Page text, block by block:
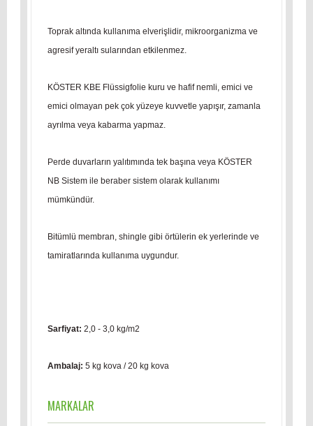
Toprak altında kullanıma elverişlidir, mikroorganizma ve
agresif yeraltı sularından etkilenmez.
KÖSTER KBE Flüssigfolie kuru ve hafif nemli, emici ve
emici olmayan pek çok yüzeye kuvvetle yapışır, zamanla
ayrılma veya kabarma yapmaz.
Perde duvarların yalıtımında tek başına veya KÖSTER
NB Sistem ile beraber sistem olarak kullanımı
mümkündür.
Bitümlü membran, shingle gibi örtülerin ek yerlerinde ve
tamiratlarında kullanıma uygundur.
Sarfiyat: 2,0 - 3,0 kg/m2
Ambalaj: 5 kg kova / 20 kg kova
MARKALAR